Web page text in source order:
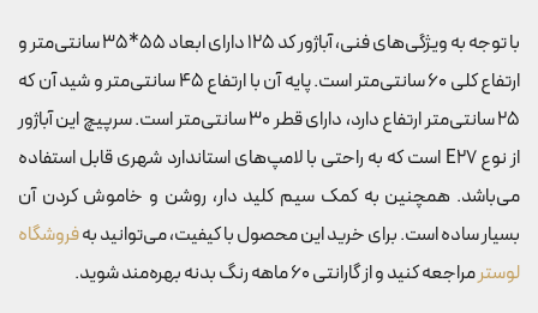
با توجه به ویژگی‌های فنی، آباژور کد 125 دارای ابعاد 55*35 سانتی‌متر و
ارتفاع کلی 60 سانتی‌متر است. پایه آن با ارتفاع 45 سانتی‌متر و شید آن که
25 سانتی‌متر ارتفاع دارد، دارای قطر 30 سانتی‌متر است. سرپیچ این آباژور
از نوع E27 است که به راحتی با لامپ‌های استاندارد شهری قابل استفاده
می‌باشد. همچنین به کمک سیم کلید دار، روشن و خاموش کردن آن
بسیار ساده است. برای خرید این محصول با کیفیت، می‌توانید بهفروشگاه
لوسترمراجعه کنید و از گارانتی 60 ماهه رنگ بدنه بهره‌مند شوید.